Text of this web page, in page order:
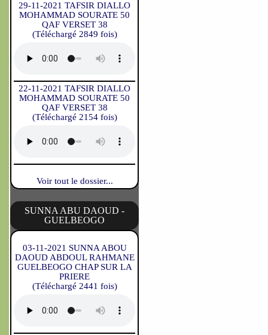
29-11-2021 TAFSIR DIALLO
MOHAMMAD SOURATE 50
QAF VERSET 38
(Téléchargé 2849 fois)
22-11-2021 TAFSIR DIALLO
MOHAMMAD SOURATE 50
QAF VERSET 38
(Téléchargé 2154 fois)
Voir tout le dossier...
SUNNA ABU DAOUD -
GUELBEOGO
03-11-2021 SUNNA ABOU
DAOUD ABDOUL RAHMANE
GUELBEOGO CHAP SUR LA
PRIERE
(Téléchargé 2441 fois)